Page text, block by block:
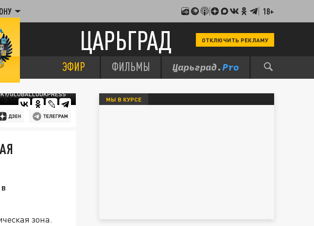
18+
ЦАРЬГРАД ОТКЛЮЧИТЬ РЕКЛАМУ
ЭФИР ФИЛЬМЫ
GLOBALLOOKPRESS
зона.
МЫ В КУРСЕ